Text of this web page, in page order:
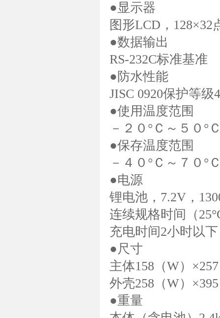
●显示器
图形LCD，128×32
●数据输出
RS-232C标准基准
●防水性能
JISC 0920保护等
●使用温度范围
－２０°Ｃ～５０°
●保存温度范围
－４０°Ｃ～７０°
●电源
锂电池，7.2V，
连续规格时间（
充电时间2小时以下
●尺寸
主体158（W）
外壳258（W）
●重量